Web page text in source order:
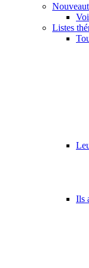
Listes
Ils